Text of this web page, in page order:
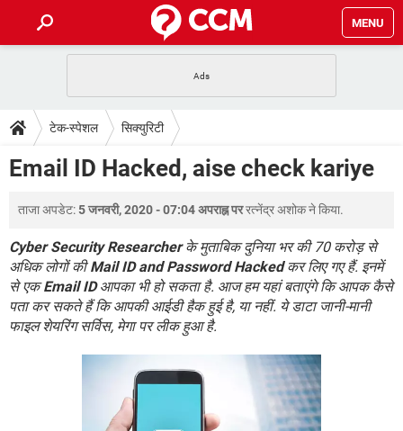
MENU
फोन पर अकाउंट बैलेंस चेक
WhatsApp Hack हो गया? Lucky Patcher यूज करें
टेक-स्पेशल
2020 के फ्री एंटीवायरस
बेस्ट फ्री ऑनलाइन गेम्स
डाउनलोड
FORUM
TikTok Account Freeze हो गया JioPhone में TikTok डाउनलोड
SBI बैंक अकाउंट नंबर पता करें
एनसाइक्लोपीडिया
केबल और कनेक्टर्स कंप्यूटर बस
सीरियल और पैरलल पोर्ट
टेक-स्पेशल सिक्युरिटी
Email ID Hacked, aise check kariye
ताजा अपडेट:5 जनवरी, 2020 - 07:04 अपराह्न पररत्नेंद्र अशोकने किया.
Cyber Security Researcherके मुताबिक दुनिया भर की 70 करोड़ से
अधिक लोगों कीMail ID and Password Hackedकर लिए गए हैं. इनमें
से एकEmail IDआपका भी हो सकता है. आज हम यहां बताएंगे कि आपक कैसे
पता कर सकते हैं कि आपकी आईडी हैक हुई है, या नहीं. ये डाटा जानी-मानी
फाइल शेयरिंग सर्विस, मेगा पर लीक हुआ है.